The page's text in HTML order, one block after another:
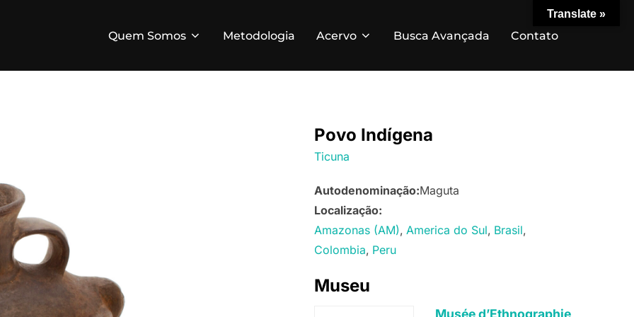
Quem Somos Metodologia Acervo Busca Avançada Contato
Povo Indígena
Ticuna
Autodenominação:Maguta
Localização:
Amazonas (AM) America do Sul Brasil
Colombia Peru
Museu
Musée d’Ethnographie
Translate »